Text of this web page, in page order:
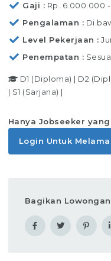
Gaji
Rp. 6.000.000
Pengalaman
Di
Level Pekerjaan
Penempatan
D1 (Diploma) | D2
| S1 (Sarjana) |
Hanya Jobseeker
Login Untuk
Bagikan Lowongan